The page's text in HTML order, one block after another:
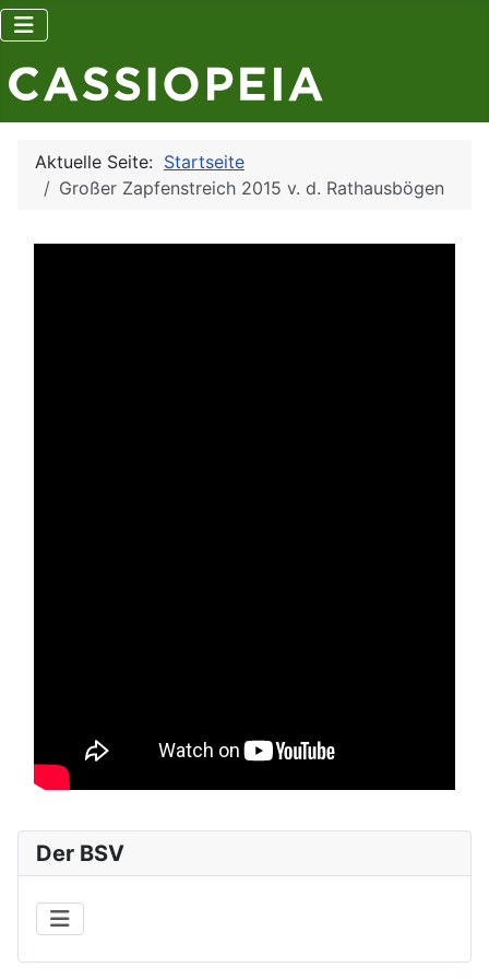
Der BSV
Aktuelle Seite: Startseite
Großer Zapfenstreich 2015 v. d. Rathausbögen